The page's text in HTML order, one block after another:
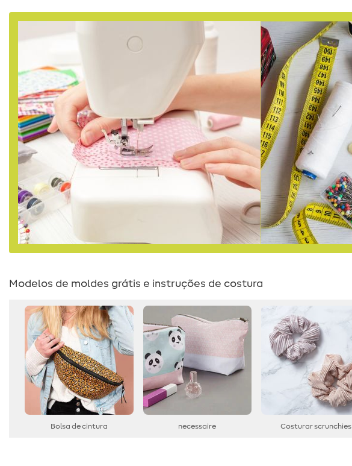
Modelos de moldes grátis e instruções de costura
Bolsa de cintura necessaire Costurar scrunchies